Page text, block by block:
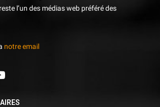
l’un des médias web préféré des
notre email